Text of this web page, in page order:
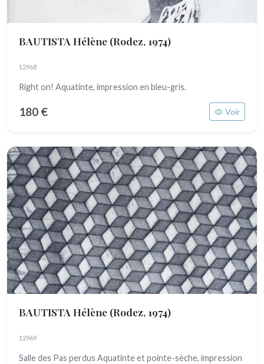
BAUTISTA Hélène (Rodez, 1974)
12968
Right on! Aquatinte, impression en bleu-gris.
180 € Voir
BAUTISTA Hélène (Rodez, 1974)
12969
Salle des Pas perdus Aquatinte et pointe-sèche, impression